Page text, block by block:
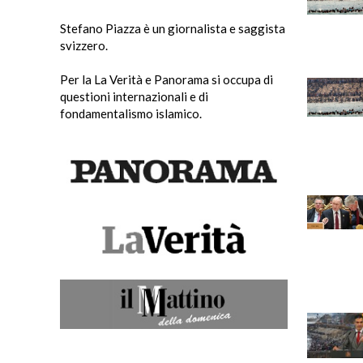
Stefano Piazza è un giornalista e saggista
svizzero.
Per la La Verità e Panorama si occupa di
questioni internazionali e di
fondamentalismo islamico.